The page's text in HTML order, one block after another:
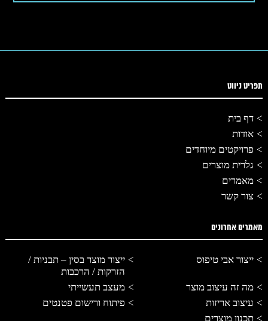
תפריט ניווט
דף בית
אודות
פרויקטים מיוחדים
גלרית מוצרים
מאמרים
צור קשר
מאמרים אחרונים
ייצור אבי טיפוס
ייצור מוצר בסין – תבניות /
הזרקות / הרכבות
מה זה עיצוב מוצר
מעצב תעשייתי
עיצוב אריזות
פיתוח ורישום פטנטים
תכנון מוצרים